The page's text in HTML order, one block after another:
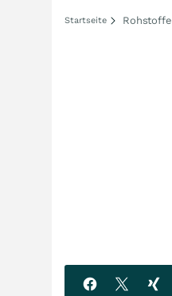
Startseite Rohstoffe